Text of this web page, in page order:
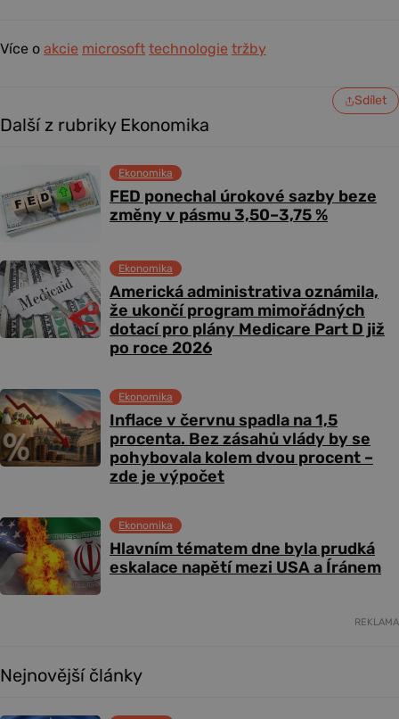
Více o akcie microsoft technologie tržby
Sdílet
Další z rubriky Ekonomika
FED ponechal úrokové sazby beze
změny v pásmu 3,50–3,75 %
Ekonomika
Americká administrativa oznámila,
že ukončí program mimořádných
dotací pro plány Medicare Part D již
po roce 2026
Ekonomika
Inflace v červnu spadla na 1,5
procenta. Bez zásahů vlády by se
pohybovala kolem dvou procent –
zde je výpočet
Ekonomika
Hlavním tématem dne byla prudká
eskalace napětí mezi USA a Íránem
Ekonomika
REKLAMA
Nejnovější články